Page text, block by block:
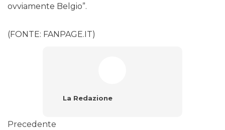
ovviamente Belgio”.
(FONTE: FANPAGE.IT)
La Redazione
Precedente